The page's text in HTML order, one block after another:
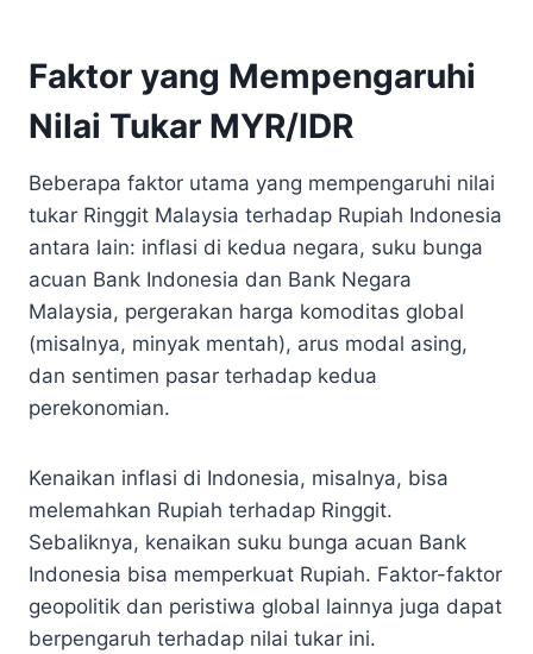
Faktor yang Mempengaruhi
Nilai Tukar MYR/IDR
Beberapa faktor utama yang mempengaruhi nilai
tukar Ringgit Malaysia terhadap Rupiah Indonesia
antara lain: inflasi di kedua negara, suku bunga
acuan Bank Indonesia dan Bank Negara
Malaysia, pergerakan harga komoditas global
(misalnya, minyak mentah), arus modal asing,
dan sentimen pasar terhadap kedua
perekonomian.
Kenaikan inflasi di Indonesia, misalnya, bisa
melemahkan Rupiah terhadap Ringgit.
Sebaliknya, kenaikan suku bunga acuan Bank
Indonesia bisa memperkuat Rupiah. Faktor-faktor
geopolitik dan peristiwa global lainnya juga dapat
berpengaruh terhadap nilai tukar ini.